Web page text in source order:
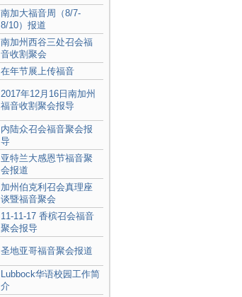
南加大福音周（8/7-
8/10）报道
南加州西谷三处召会福
音收割聚会
在年节展上传福音
2017年12月16日南加州
福音收割聚会报导
内陆众召会福音聚会报
导
亚特兰大感恩节福音聚
会报道
加州伯克利召会真理座
谈暨福音聚会
11-11-17 香槟召会福音
聚会报导
圣地亚哥福音聚会报道
Lubbock华语校园工作简
介